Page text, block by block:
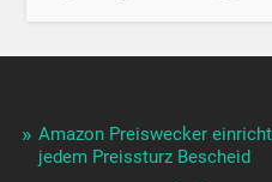
Amazon Preiswecker
jedem Preissturz Bescheid